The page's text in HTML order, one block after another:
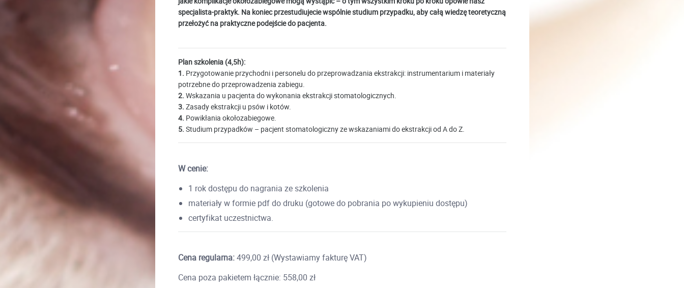
specjalista-praktyk. Na koniec przestudiujecie wspólnie studium przypadku, aby całą wiedzę teoretyczną
przełożyć na praktyczne podejście do pacjenta.
Plan szkolenia (4,5h):
1. Przygotowanie przychodni i personelu do przeprowadzania ekstrakcji: instrumentarium i materiały
potrzebne do przeprowadzenia zabiegu.
2. Wskazania u pacjenta do wykonania ekstrakcji stomatologicznych.
3. Zasady ekstrakcji u psów i kotów.
4. Powikłania okołozabiegowe.
5. Studium przypadków – pacjent stomatologiczny ze wskazaniami do ekstrakcji od A do Z.
W cenie:
1 rok dostępu do nagrania ze szkolenia
materiały w formie pdf do druku (gotowe do pobrania po wykupieniu dostępu)
certyfikat uczestnictwa.
Cena regularna:499,00 zł (Wystawiamy fakturę VAT)
Cena poza pakietem łącznie: 558,00 zł